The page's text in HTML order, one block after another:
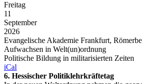
Freitag
11
September
2026
Evangelische Akademie Frankfurt,
Aufwachsen in Welt(un)ordnung
Politische Bildung in militarisierten Zeiten
iCal
6. Hessischer Politiklehrkräftetag